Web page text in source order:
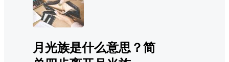
月光族是什么意思？简